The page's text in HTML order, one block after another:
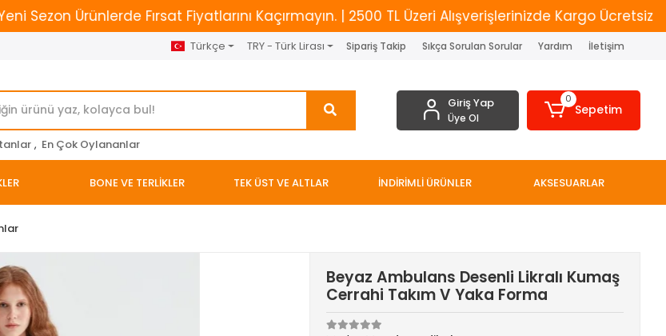
Sezon Ürünlerde Fırsat Fiyatlarını Kaçırmayın. | 2500 TL Üzeri Alışverişlerinizde Kargo Ücretsiz
Türkçe TRY - Türk Lirası Sipariş Takip Sıkça Sorulan Sorular Yardım İletişim
, En Çok Oylananlar
Giriş Yap
Üye Ol
0
Sepetim
BONE VE TERLİKLER TEK ÜST VE ALTLAR İNDİRİMLİ ÜRÜNLER AKSESUARLAR
Beyaz Ambulans Desenli Likralı Kumaş
Cerrahi Takım V Yaka Forma